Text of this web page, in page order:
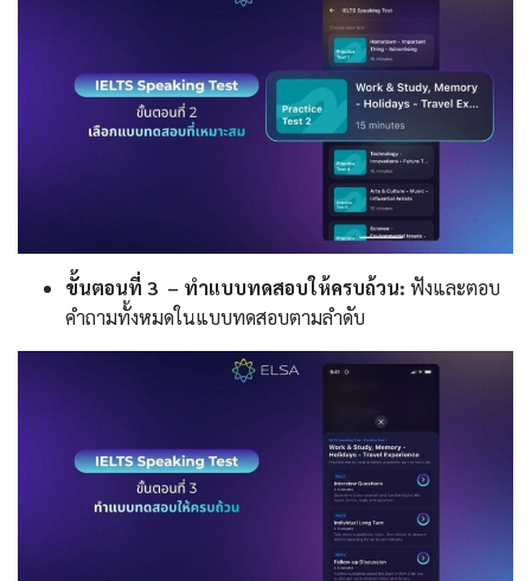
ขั้นตอนที่ 3 – ทำแบบทดสอบให้ครบถ้วน: ฟังและตอบ
คำถามทั้งหมดในแบบทดสอบตามลำดับ